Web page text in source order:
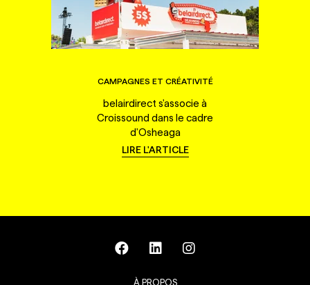
CAMPAGNES ET CRÉATIVITÉ
belairdirect s'associe à
Croissound dans le cadre
d'Osheaga
LIRE L'ARTICLE
À PROPOS